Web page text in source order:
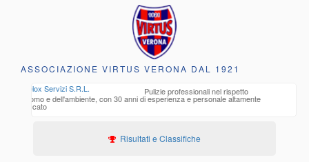
ASSOCIAZIONE VIRTUS VERONA DAL 1921
Edilizia Residenziale, Opere pubbliche,
Progettazione Strade, Opere idrauliche,
Bonifica
Risultati e Classifiche